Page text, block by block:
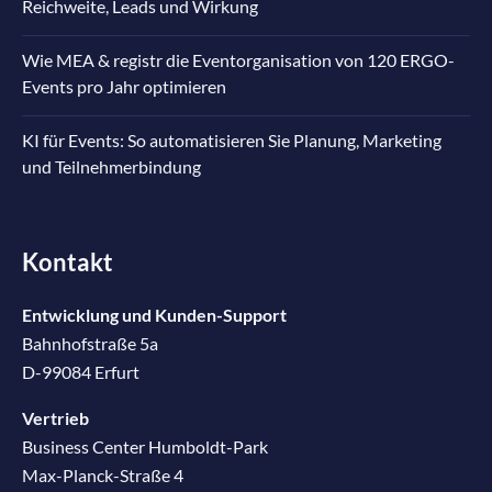
Reichweite, Leads und Wirkung
Wie MEA & registr die Eventorganisation von 120 ERGO-
Events pro Jahr optimieren
KI für Events: So automatisieren Sie Planung, Marketing
und Teilnehmerbindung
Kontakt
Entwicklung und Kunden-Support
Bahnhofstraße 5a
D-99084 Erfurt
Vertrieb
Business Center Humboldt-Park
Max-Planck-Straße 4